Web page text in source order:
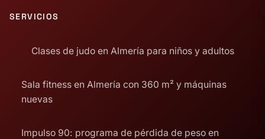
SERVICIOS
Clases de judo en Almería para niños y adultos
Sala fitness en Almería con 360 m² y máquinas
nuevas
Impulso 90: programa de pérdida de peso en